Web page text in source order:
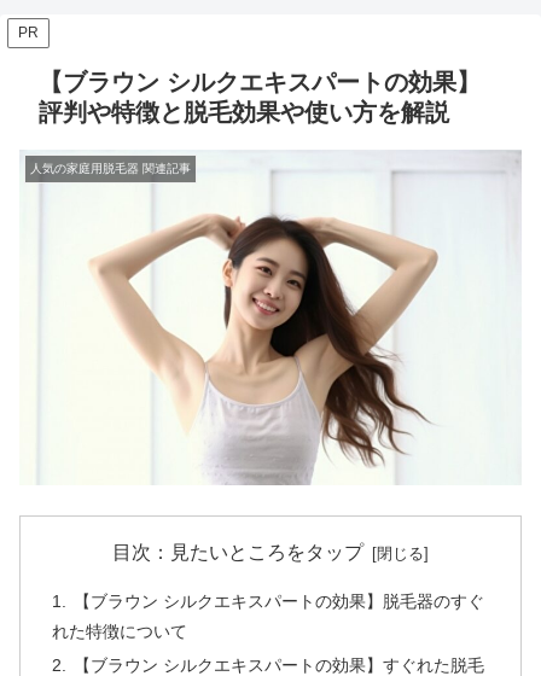
PR
【ブラウン シルクエキスパートの効果】
評判や特徴と脱毛効果や使い方を解説
人気の家庭用脱毛器 関連記事
目次：見たいところをタップ
【ブラウン シルクエキスパートの効果】脱毛器のすぐ
れた特徴について
【ブラウン シルクエキスパートの効果】すぐれた脱毛